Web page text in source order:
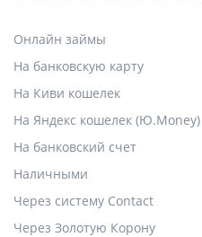
Онлайн займы
На банковскую карту
На Киви кошелек
На Яндекс кошелек (Ю.Money)
На банковский счет
Наличными
Через систему Contact
Через Золотую Корону